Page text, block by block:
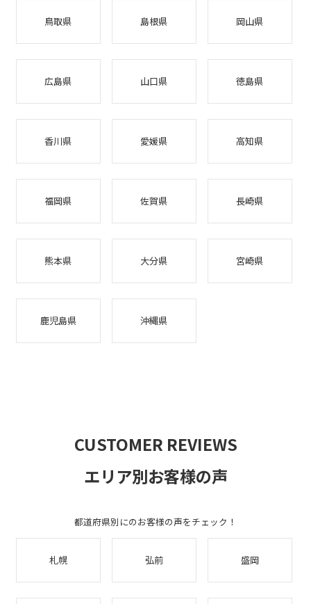
鳥取県 島根県 岡山県
広島県 山口県 徳島県
香川県 愛媛県 高知県
福岡県 佐賀県 長崎県
熊本県 大分県 宮崎県
鹿児島県 沖縄県
CUSTOMER REVIEWS
エリア別お客様の声
都道府県別にのお客様の声をチェック！
札幌 弘前 盛岡